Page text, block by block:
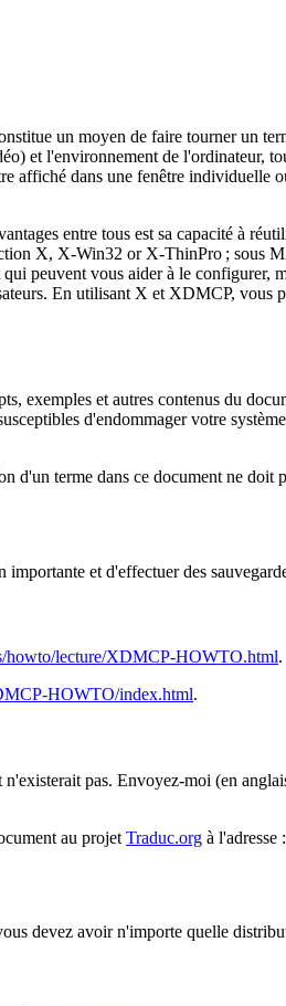
un moyen de faire tourner un
et l'environnement de l'ordinateur,
dans une fenêtre individuelle
entre tous est sa capacité à
X, X-Win32 or X-ThinPro ; sous
peuvent vous aider à le configurer,
En utilisant X et XDMCP,
exemples et autres contenus du
d'endommager votre
terme dans ce document ne
et d'effectuer des
howto/lecture/XDMCP-HOWTO.html.
HOWTO/index.html.
pas. Envoyez-moi (en
au projet Traduc.org à l'adresse :
devez avoir n'importe quelle